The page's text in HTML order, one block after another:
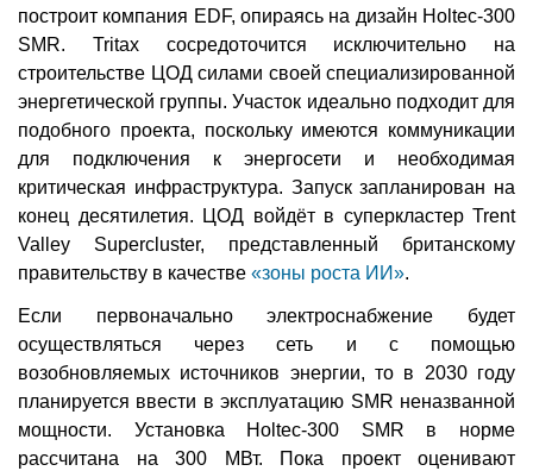
построит компания EDF, опираясь на дизайн Holtec-300
SMR. Tritax сосредоточится исключительно на
строительстве ЦОД силами своей специализированной
энергетической группы. Участок идеально подходит для
подобного проекта, поскольку имеются коммуникации
для подключения к энергосети и необходимая
критическая инфраструктура. Запуск запланирован на
конец десятилетия. ЦОД войдёт в суперкластер Trent
Valley Supercluster, представленный британскому
правительству в качестве «зоны роста ИИ».
Если первоначально электроснабжение будет
осуществляться через сеть и с помощью
возобновляемых источников энергии, то в 2030 году
планируется ввести в эксплуатацию SMR неназванной
мощности. Установка Holtec-300 SMR в норме
рассчитана на 300 МВт. Пока проект оценивают